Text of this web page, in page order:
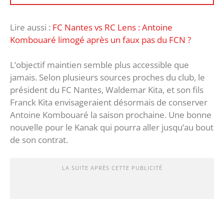
Lire aussi : FC Nantes vs RC Lens : Antoine
Kombouaré limogé après un faux pas du FCN ?
L’objectif maintien semble plus accessible que
jamais. Selon plusieurs sources proches du club, le
président du FC Nantes, Waldemar Kita, et son fils
Franck Kita envisageraient désormais de conserver
Antoine Kombouaré la saison prochaine. Une bonne
nouvelle pour le Kanak qui pourra aller jusqu’au bout
de son contrat.
LA SUITE APRÈS CETTE PUBLICITÉ